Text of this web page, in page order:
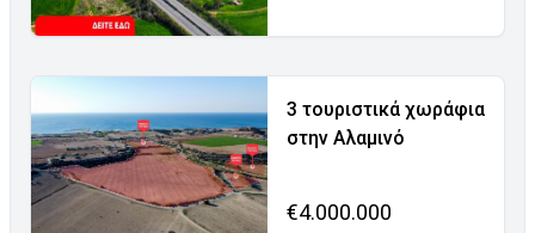
3 τουριστικά χωράφια
στην Αλαμινό
€4.000.000